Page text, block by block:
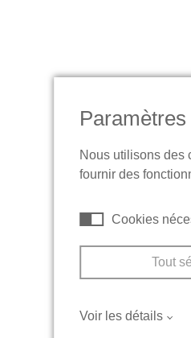
Nous utilisons des
fournir des
Cookies
Tout
Voir les détails